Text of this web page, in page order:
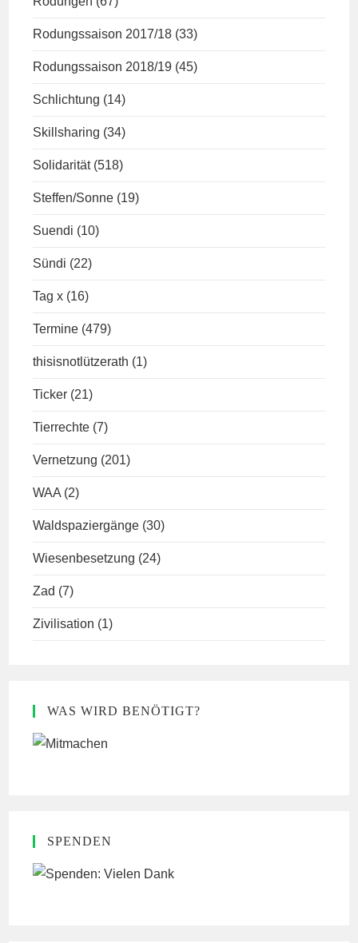
Rodungssaison 2017/18 (33)
Rodungssaison 2018/19 (45)
Schlichtung (14)
Skillsharing (34)
Solidarität (518)
Steffen/Sonne (19)
Suendi (10)
Sündi (22)
Tag x (16)
Termine (479)
thisisnotlützerath (1)
Ticker (21)
Tierrechte (7)
Vernetzung (201)
WAA (2)
Waldspaziergänge (30)
Wiesenbesetzung (24)
Zad (7)
Zivilisation (1)
WAS WIRD BENÖTIGT?
SPENDEN